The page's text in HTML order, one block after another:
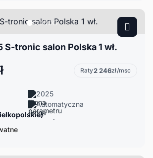
S-tronic salon Polska 1 wł.
Raty2 246zł/msc
2025
Automatyczna